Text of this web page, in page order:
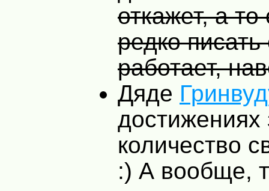
откажет, а
редко писать
работает,
Дяде
достижениях
количество
:) А вообще,